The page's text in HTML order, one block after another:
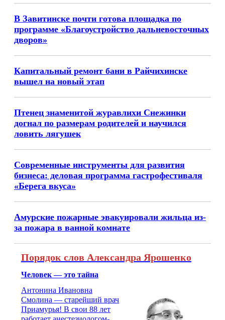
В Завитинске почти готова площадка по
программе «Благоустройство дальневосточных
дворов»
Капитальный ремонт бани в Райчихинске
вышел на новый этап
Птенец знаменитой журавлихи Снежинки
догнал по размерам родителей и научился
ловить лягушек
Современные инструменты для развития
бизнеса: деловая программа гастрофестиваля
«Берега вкуса»
Амурские пожарные эвакуировали жильца из-
за пожара в ванной комнате
Порядок слов Александра Ярошенко
Человек — это тайна
Антонина Ивановна
Смолина — старейший врач
Приамурья! В свои 88 лет